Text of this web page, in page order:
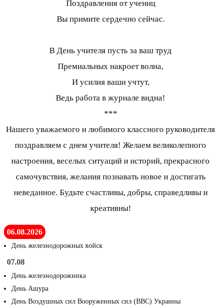
Поздравления от учениц
Вы примите сердечно сейчас.
В День учителя пусть за ваш труд
Премиальных накроет волна,
И усилия ваши учтут,
Ведь работа в журнале видна!
***
Нашего уважаемого и любимого классного руководителя
поздравляем с днем учителя! Желаем великолепного
настроения, веселых ситуаций и историй, прекрасного
самочувствия, желания познавать новое и достигать
неведанное. Будьте счастливы, добры, справедливы и
креативны!
06.08.2026
День железнодорожных войск
07.08
День железнодорожника
День Ашура
День Воздушных сил Вооруженных сил (ВВС) Украины